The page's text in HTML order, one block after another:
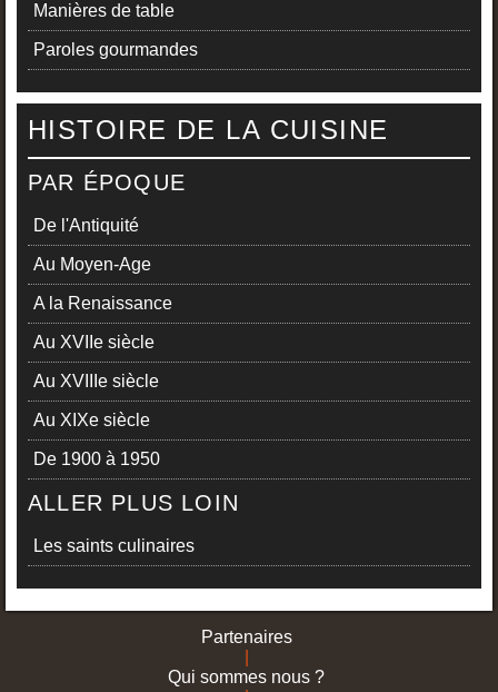
Manières de table
Paroles gourmandes
HISTOIRE DE LA CUISINE
PAR ÉPOQUE
De l'Antiquité
Au Moyen-Age
A la Renaissance
Au XVIIe siècle
Au XVIIIe siècle
Au XIXe siècle
De 1900 à 1950
ALLER PLUS LOIN
Les saints culinaires
Partenaires
Qui sommes nous ?